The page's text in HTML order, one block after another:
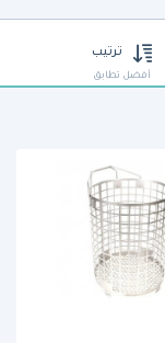
ترتيب
أفضل تطابق